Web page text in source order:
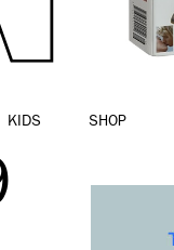
KIDS SHOP